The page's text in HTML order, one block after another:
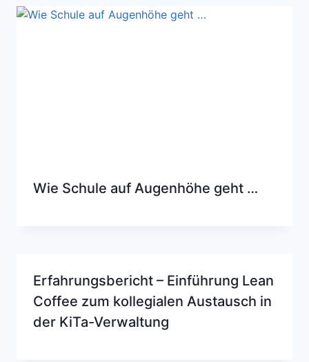
Wie Schule auf Augenhöhe geht …
Erfahrungsbericht – Einführung Lean
Coffee zum kollegialen Austausch in
der KiTa-Verwaltung